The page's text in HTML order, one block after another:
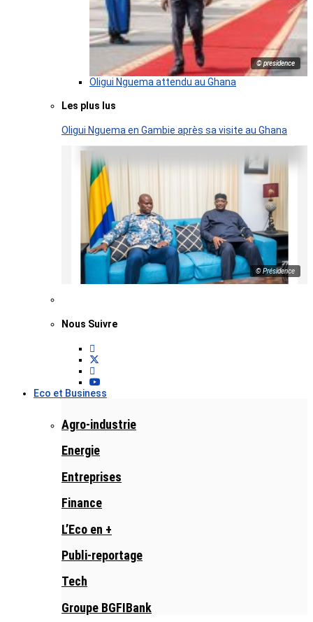
© presidence
Oligui Nguema attendu au Ghana
Les plus lus
Oligui Nguema en Gambie après sa visite au Ghana
© Présidence
Nous Suivre
Eco et Business
Agro-industrie
Energie
Entreprises
Finance
L’Eco en +
Publi-reportage
Tech
Groupe BGFIBank